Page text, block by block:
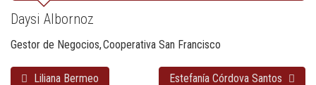
Daysi Albornoz
Gestor de Negocios Cooperativa San Francisco
Liliana Bermeo Estefanía Córdova Santos